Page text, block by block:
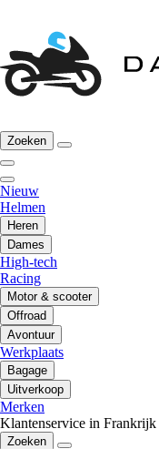
Zoeken
Nieuw
Helmen
Heren
Dames
High-tech
Racing
Motor & scooter
Offroad
Avontuur
Werkplaats
Bagage
Uitverkoop
Merken
Klantenservice in Frankrijk
Zoeken